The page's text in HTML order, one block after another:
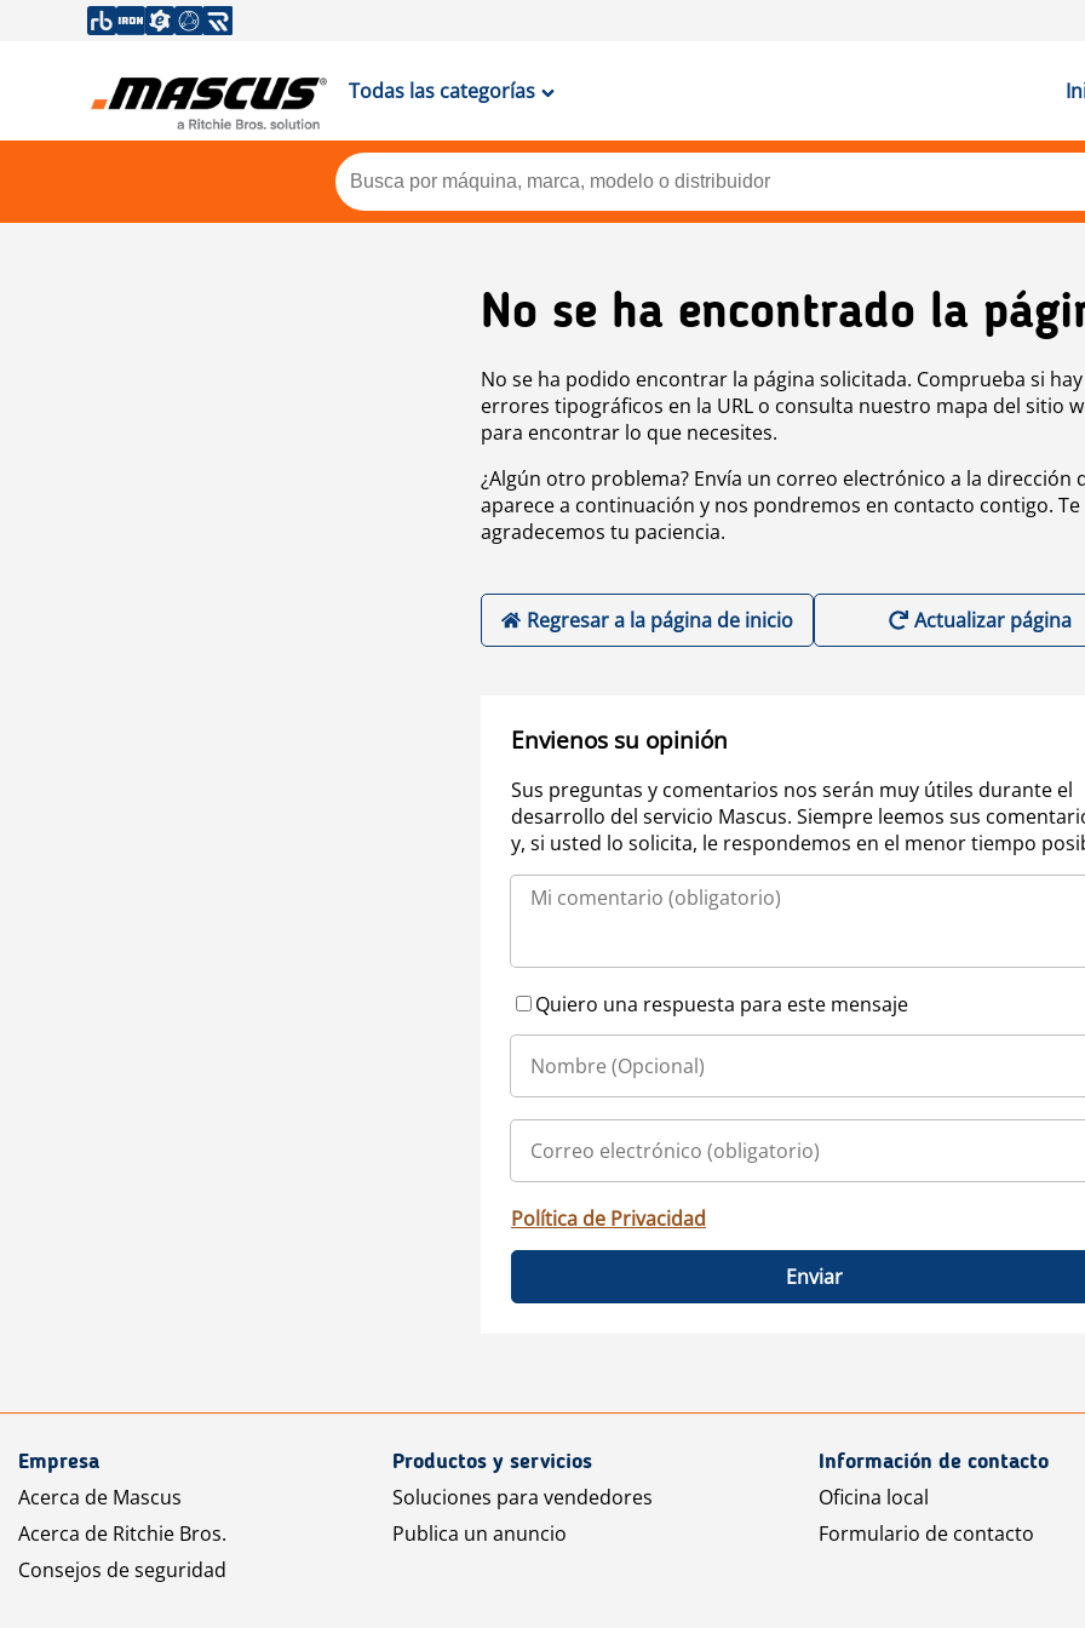
Todas las categorías
No se ha encontrado la
No se ha podido encontrar la página solicitada. Comprueba si hay
errores tipográficos en la URL o consulta nuestro mapa del sitio
para encontrar lo que necesites.
¿Algún otro problema? Envía un correo electrónico a la dirección
aparece a continuación y nos pondremos en contacto contigo. Te
agradecemos tu paciencia.
Regresar a la página de inicio Actualizar página
Envienos su opinión
Sus preguntas y comentarios nos serán muy útiles durante el
desarrollo del servicio Mascus. Siempre leemos sus
y, si usted lo solicita, le respondemos en el menor tiempo
Quiero una respuesta para este mensaje
Política de Privacidad
Enviar
Empresa
Acerca de Mascus
Acerca de Ritchie Bros.
Consejos de seguridad
Productos y servicios
Soluciones para vendedores
Publica un anuncio
Información de contacto
Oficina local
Formulario de contacto